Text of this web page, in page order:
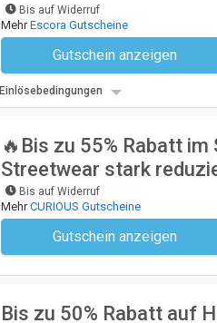
Bis auf Widerruf
MehrEscora Gutscheine
Gutschein anzeigen
Kein Code notwendig
Einlösebedingungen
🔥Bis zu 55% Rabatt im
Streetwear stark
Bis auf Widerruf
MehrCURIOUS Gutscheine
Gutschein anzeigen
Kein Code notwendig
Bis zu 50% Rabatt auf